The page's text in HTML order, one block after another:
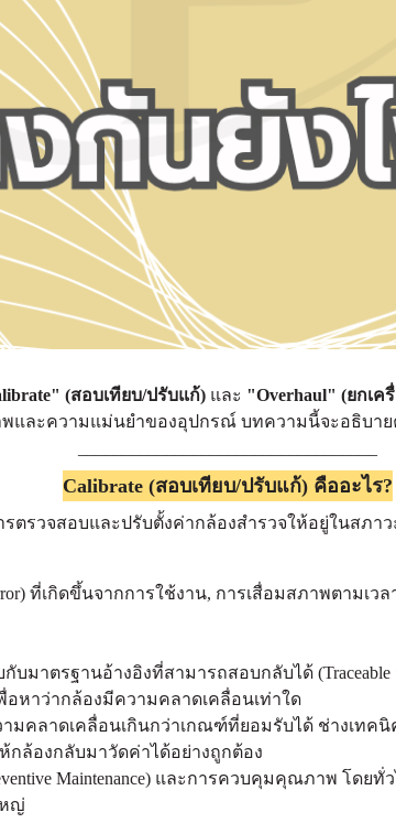
(สอบเทียบ/ปรับแก้) และ "Overhaul" (ยกเค
ละความแม่นยำของอุปกรณ์ บทความนี้จะอธิบาย
Calibrate (สอบเทียบ/ปรับแก้) คืออะไร?
ตรวจสอบและปรับตั้งค่ากล้องสำรวจให้อยู่ในสภ
ที่เกิดขึ้นจากการใช้งาน, การเสื่อมสภาพตามเ
บมาตรฐานอ้างอิงที่สามารถสอบกลับได้ (Traceable
หาว่ากล้องมีความคลาดเคลื่อนเท่าใด
มคลาดเคลื่อนเกินกว่าเกณฑ์ที่ยอมรับได้ ช่างเทค
กล้องกลับมาวัดค่าได้อย่างถูกต้อง
Maintenance) และการควบคุมคุณภาพ โดย
ญ่